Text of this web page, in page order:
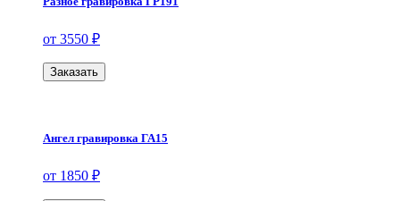
от 3550 ₽
Заказать
Ангел гравировка ГА15
от 1850 ₽